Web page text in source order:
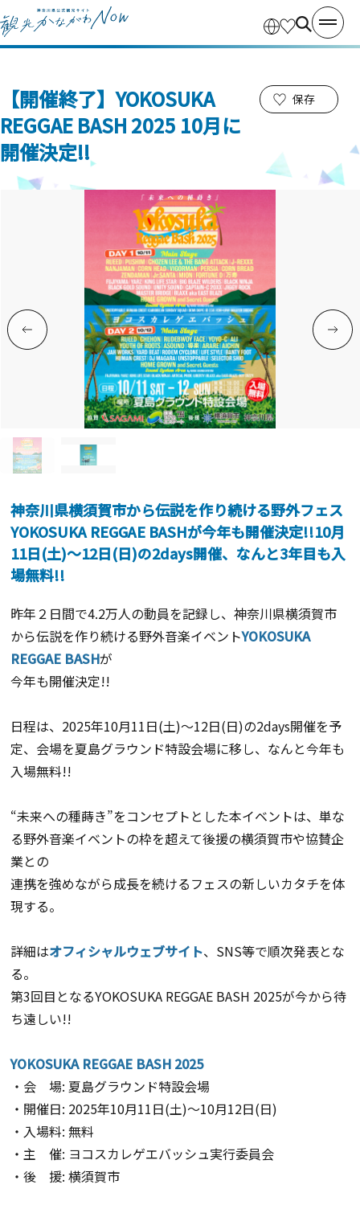
【開催終了】YOKOSUKA
REGGAE BASH 2025 10月に
開催決定!!
保存
神奈川県横須賀市から伝説を作り続ける野外フェス
YOKOSUKA REGGAE BASHが今年も開催決定!!10月
11日(土)～12日(日)の2days開催、なんと3年目も入
場無料!!
昨年２日間で4.2万人の動員を記録し、神奈川県横須賀市
から伝説を作り続ける野外音楽イベントYOKOSUKA
REGGAE BASHが
今年も開催決定!!
日程は、2025年10月11日(土)～12日(日)の2days開催を予
定、会場を夏島グラウンド特設会場に移し、なんと今年も
入場無料!!
“未来への種蒔き”をコンセプトとした本イベントは、単な
る野外音楽イベントの枠を超えて後援の横須賀市や協賛企
業との
連携を強めながら成長を続けるフェスの新しいカタチを体
現する。
詳細はオフィシャルウェブサイト、 SNS等で順次発表とな
る。
第3回目となるYOKOSUKA REGGAE BASH 2025が今から待
ち遠しい!!
YOKOSUKA REGGAE BASH 2025
・会 場: 夏島グラウンド特設会場
・開催日: 2025年10月11日(土)～10月12日(日)
・入場料:無料
・主 催: ヨコスカレゲエバッシュ実行委員会
・後 援:横須賀市